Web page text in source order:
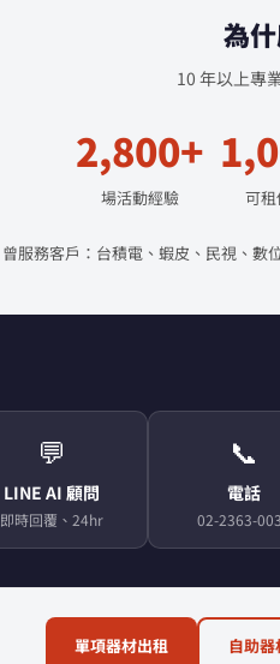
為
10 年以上專
2,800+
場活動經驗 可
曾服務客戶：台積電、蝦皮、民視、數
💬
LINE AI 顧問
即時回覆、24hr
📞
電話
02-2363-
單項器材出租 自助